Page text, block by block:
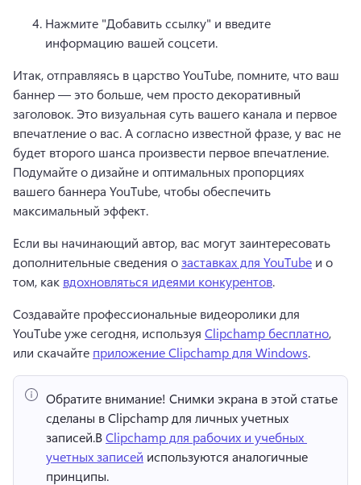
Нажмите "Добавить ссылку" и введите
информацию вашей соцсети.
Итак, отправляясь в царство YouTube, помните, что ваш
баннер — это больше, чем просто декоративный
заголовок. Это визуальная суть вашего канала и первое
впечатление о вас. А согласно известной фразе, у вас не
Подумайте о дизайне и оптимальных пропорциях
вашего баннера YouTube, чтобы обеспечить
максимальный эффект.
Если вы начинающий автор, вас могут заинтересовать
дополнительные сведения о заставках для YouTube и о
том, как вдохновляться идеями конкурентов.
Создавайте профессиональные видеоролики для
YouTube уже сегодня, используя Clipchamp бесплатно,
или скачайте приложение Clipchamp для Windows.
Обратите внимание! Снимки экрана в этой статье
сделаны в Clipchamp для личных учетных
записей.В Clipchamp для рабочих и учебных
учетных записей используются аналогичные
принципы.